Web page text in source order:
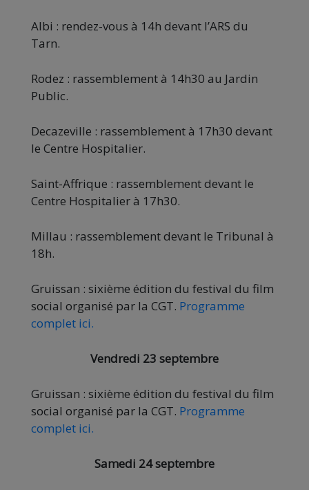
Albi : rendez-vous à 14h devant l’ARS du
Tarn.
Rodez : rassemblement à 14h30 au Jardin
Public.
Decazeville : rassemblement à 17h30 devant
le Centre Hospitalier.
Saint-Affrique : rassemblement devant le
Centre Hospitalier à 17h30.
Millau : rassemblement devant le Tribunal à
18h.
Gruissan : sixième édition du festival du film
social organisé par la CGT. Programme
complet ici.
Vendredi 23 septembre
Gruissan : sixième édition du festival du film
social organisé par la CGT. Programme
complet ici.
Samedi 24 septembre